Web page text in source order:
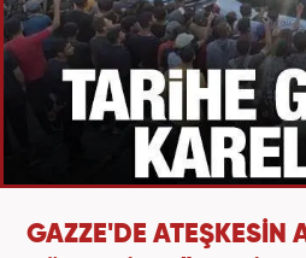
GAZZE'DE ATEŞKESİN